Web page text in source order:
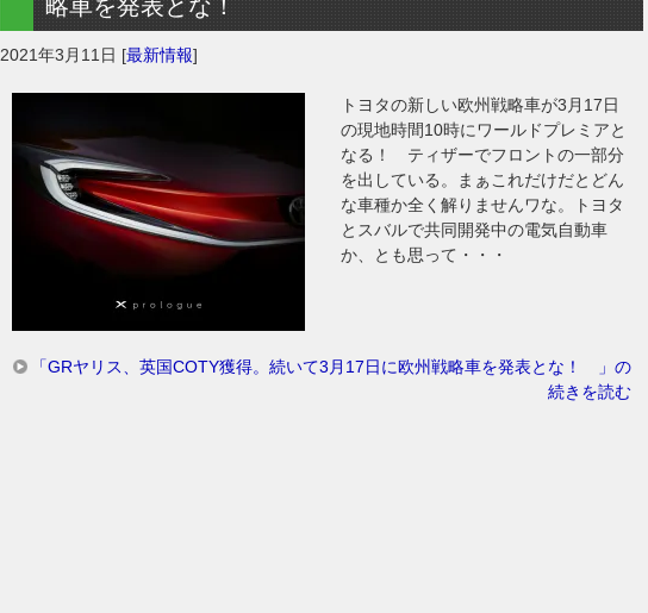
略車を発表とな！
2021年3月11日 [最新情報]
トヨタの新しい欧州戦略車が3月17日
の現地時間10時にワールドプレミアと
なる！ ティザーでフロントの一部分
を出している。まぁこれだけだとどん
な車種か全く解りませんワな。トヨタ
とスバルで共同開発中の電気自動車
か、とも思って・・・
「GRヤリス、英国COTY獲得。続いて3月17日に欧州戦略車を発表とな！ 」の
続きを読む